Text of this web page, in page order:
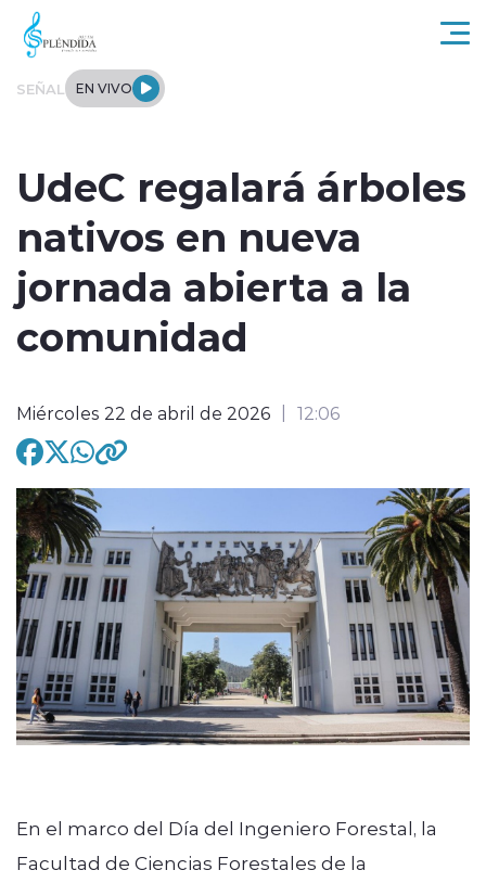
Click acá para ir directamente al contenido
SEÑAL EN VIVO
Internacional
Deportes
modo claro
UdeC regalará árboles
nativos en nueva
jornada abierta a la
comunidad
Miércoles 22 de abril de 2026 12:06
En el marco del Día del Ingeniero Forestal, la
Facultad de Ciencias Forestales de la